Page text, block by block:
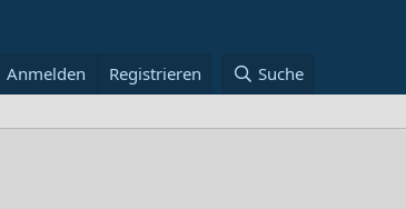
Anmelden Registrieren Suche